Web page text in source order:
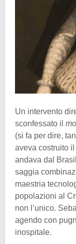
Un intervento
sconfessato il
(si fa per dire,
aveva costruito il
andava dal
saggia
maestria
popolazioni al
non l’unico.
agendo con
inospitale.